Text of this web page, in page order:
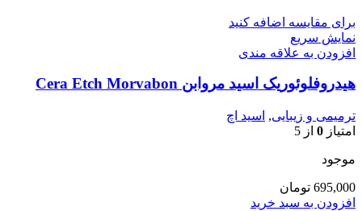
برای مقایسه اضافه کنید
نمایش سریع
افزودن به علاقه مندی
هیدروفلوئوریک اسید مروابن Cera Etch Morvabon
ترمیمی و زیبایی, اسید اچ
امتیاز 0 از 5
موجود
695,000 تومان
افزودن به سبد خرید